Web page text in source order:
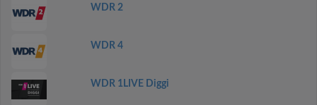
WDR 2
WDR 4
WDR 1LIVE Diggi